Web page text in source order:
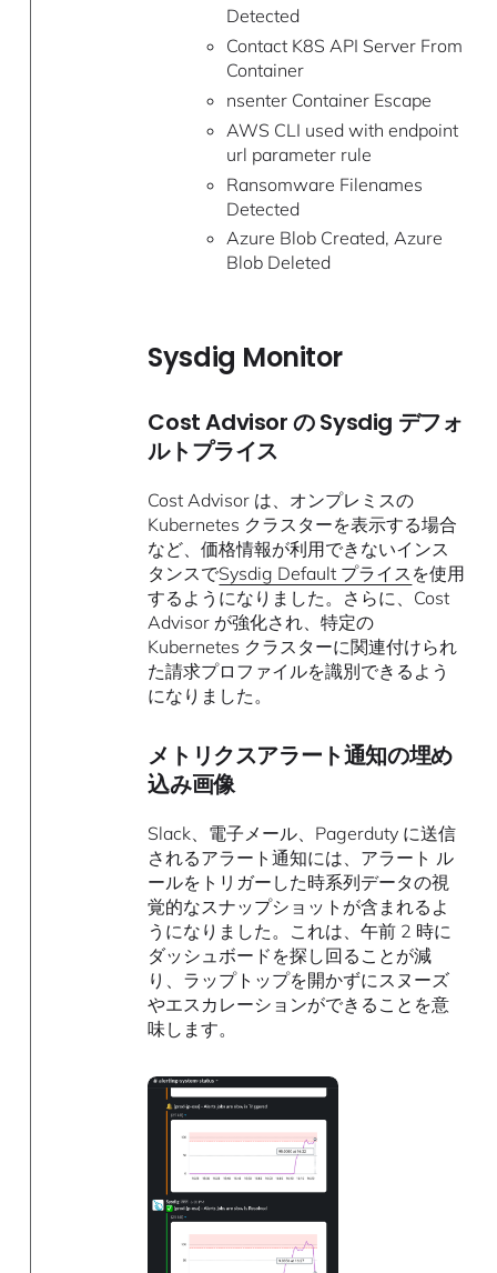
Detected
Contact K8S API Server From
Container
nsenter Container Escape
AWS CLI used with endpoint
url parameter rule
Ransomware Filenames
Detected
Azure Blob Created, Azure
Blob Deleted
Sysdig Monitor
Cost Advisor の Sysdig デフォ
ルトプライス
Cost Advisor は、オンプレミスの
Kubernetes クラスターを表示する場合
など、価格情報が利用できないインス
タンスでSysdig Default プライス を使用
するようになりました。さらに、Cost
Advisor が強化され、特定の
Kubernetes クラスターに関連付けられ
た請求プロファイルを識別できるよう
になりました。
メトリクスアラート通知の埋め
込み画像
Slack、電子メール、Pagerduty に送信
されるアラート通知には、アラート ル
ールをトリガーした時系列データの視
覚的なスナップショットが含まれるよ
うになりました。これは、午前 2 時に
ダッシュボードを探し回ることが減
り、ラップトップを開かずにスヌーズ
やエスカレーションができることを意
味します。